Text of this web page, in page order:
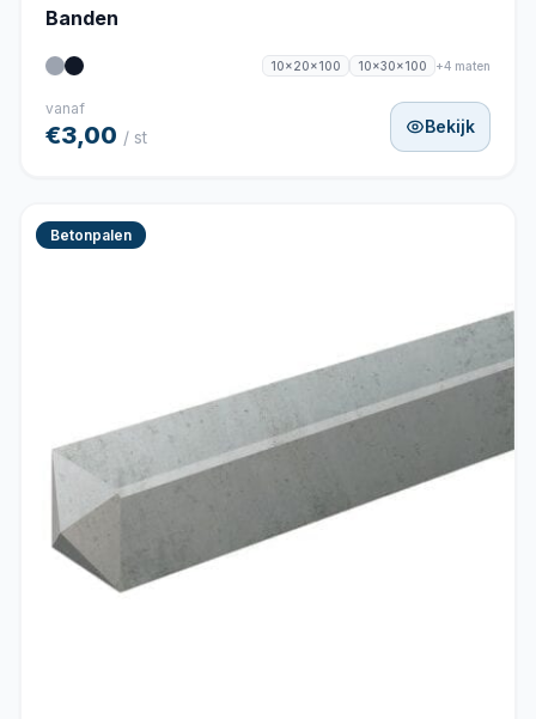
Banden
10x20x100 10x30x100 +4 maten
vanaf
€3,00 / st
Bekijk
Betonpalen